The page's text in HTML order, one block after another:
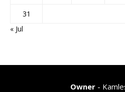
31
« Jul
Owner-